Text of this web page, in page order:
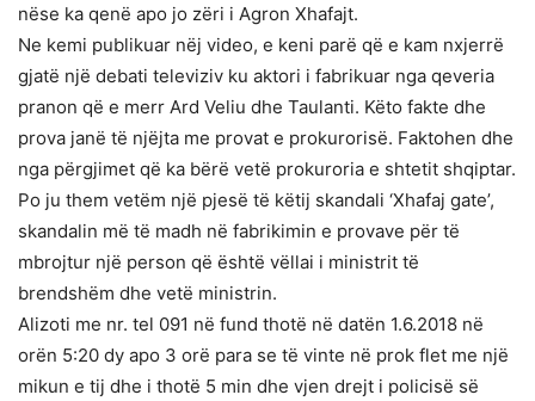
nëse ka qenë apo jo zëri i Agron Xhafajt.
Ne kemi publikuar nëj video, e keni parë që e kam nxjerrë
gjatë një debati televiziv ku aktori i fabrikuar nga qeveria
pranon që e merr Ard Veliu dhe Taulanti. Këto fakte dhe
prova janë të njëjta me provat e prokurorisë. Faktohen dhe
nga përgjimet që ka bërë vetë prokuroria e shtetit shqiptar.
Po ju them vetëm një pjesë të këtij skandali ‘Xhafaj gate’,
skandalin më të madh në fabrikimin e provave për të
mbrojtur një person që është vëllai i ministrit të
brendshëm dhe vetë ministrin.
Alizoti me nr. tel 091 në fund thotë në datën 1.6.2018 në
orën 5:20 dy apo 3 orë para se të vinte në prok flet me një
mikun e tij dhe i thotë 5 min dhe vjen drejt i policisë së